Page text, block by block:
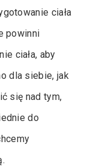
ciała
powinni
ciała, aby
dla siebie, jak
się nad tym,
do